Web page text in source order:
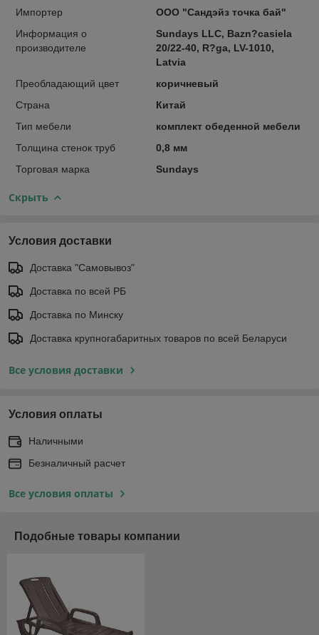
Импортер
ООО "Сандэйз точка бай"
Информация о
производителе
Sundays LLC, Bazn?casiela
20/22-40, R?ga, LV-1010,
Latvia
Преобладающий цвет
коричневый
Страна
Китай
Тип мебели
комплект обеденной мебели
Толщина стенок труб
0,8 мм
Торговая марка
Sundays
Скрыть
Условия доставки
Доставка "Самовывоз"
Доставка по всей РБ
Доставка по Минску
Доставка крупногабаритных товаров по всей Беларуси
Все условия доставки
Условия оплаты
Наличными
Безналичный расчет
Все условия оплаты
Подобные товары компании